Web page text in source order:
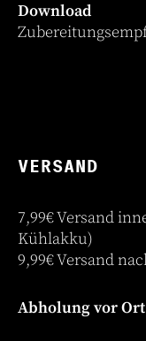
Download
VERSAND
7,99€ Versand
Kühlakku)
9,99€ Versand
Abholung vor